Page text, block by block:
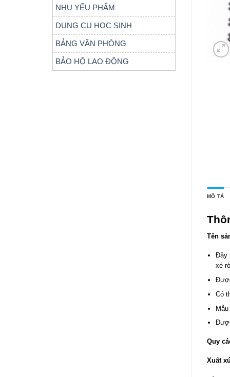
NHU YẾU PHẨM
DỤNG CỤ HỌC SINH
BẢNG VĂN PHÒNG
BẢO HỘ LAO ĐỘNG
MÔ TẢ
Tên
Đây
xé
Có
Quy
Xuất